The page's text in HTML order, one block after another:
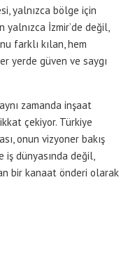
yalnızca bölge için
İzmir’de değil,
farklı kılan, hem
yerde güven ve saygı
zamanda inşaat
çekiyor. Türkiye
onun vizyoner bakış
iş dünyasında değil,
bir kanaat önderi olarak